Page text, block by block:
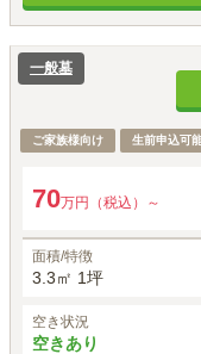
一般墓
ご家族様向け 生前申込可
70万円（税込）～
面積/特徴
3.3㎡ 1坪
空き状況
空きあり